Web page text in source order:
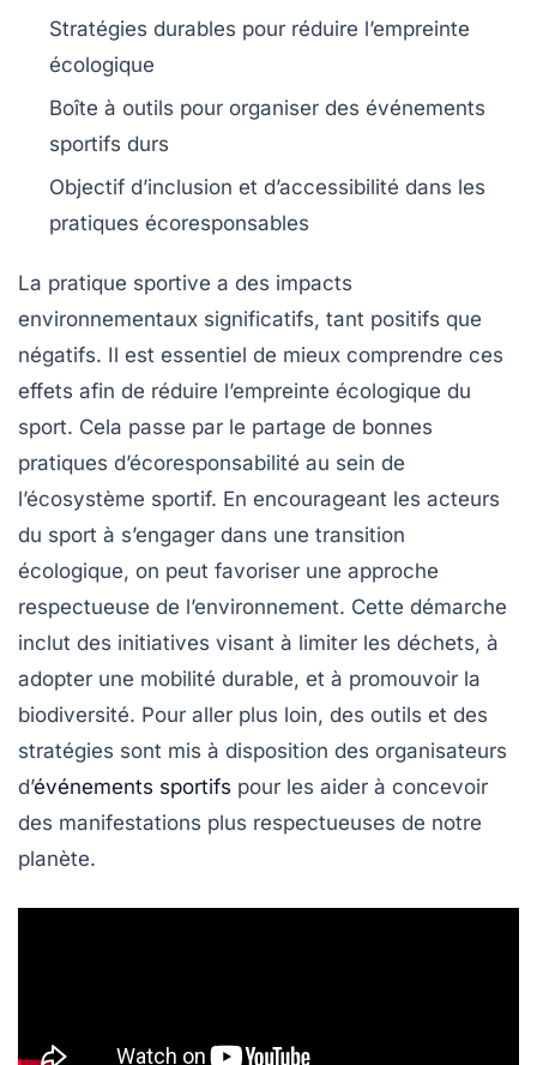
Stratégies durables pour réduire l’empreinte
écologique
Boîte à outils pour organiser des événements
sportifs durs
Objectif d’inclusion et d’accessibilité dans les
pratiques écoresponsables
La pratique sportive a des impacts
environnementaux significatifs, tant positifs que
négatifs. Il est essentiel de mieux comprendre ces
effets afin de réduire l’empreinte écologique du
sport. Cela passe par le partage de bonnes
pratiques d’écoresponsabilité au sein de
l’écosystème sportif. En encourageant les acteurs
du sport à s’engager dans une transition
écologique, on peut favoriser une approche
respectueuse de l’environnement. Cette démarche
inclut des initiatives visant à limiter les déchets, à
adopter une mobilité durable, et à promouvoir la
biodiversité. Pour aller plus loin, des outils et des
stratégies sont mis à disposition des organisateurs
d’événements sportifs pour les aider à concevoir
des manifestations plus respectueuses de notre
planète.